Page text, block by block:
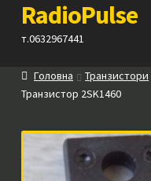
Перейти
до
Перейти
до
RadioPulse
т.0632967441
Головна Транзистори
Транзистор 2SK1460